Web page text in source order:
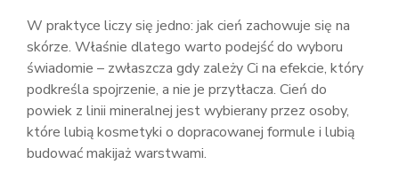
W praktyce liczy się jedno: jak cień zachowuje się na
skórze. Właśnie dlatego warto podejść do wyboru
świadomie – zwłaszcza gdy zależy Ci na efekcie, który
podkreśla spojrzenie, a nie je przytłacza. Cień do
powiek z linii mineralnej jest wybierany przez osoby,
które lubią kosmetyki o dopracowanej formule i lubią
budować makijaż warstwami.